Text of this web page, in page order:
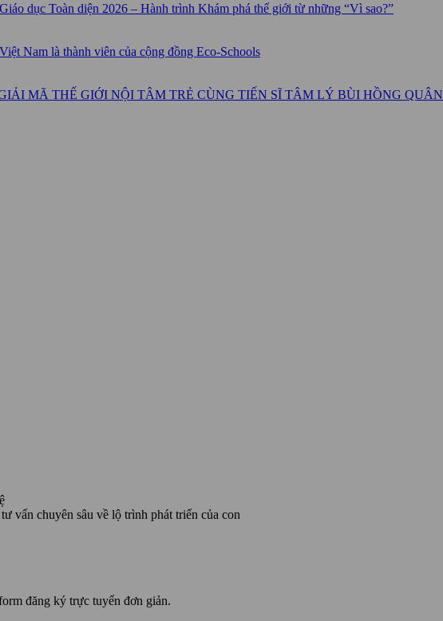
dục Toàn diện 2026 – Hành trình Khám phá thế giới từ những “Vì sao?”
Nam là thành viên của cộng đồng Eco-Schools
MÃ THẾ GIỚI NỘI TÂM TRẺ CÙNG TIẾN SĨ TÂM LÝ BÙI HỒNG QUÂN
vấn chuyên sâu về lộ trình phát triển của con
đăng ký trực tuyến đơn giản.